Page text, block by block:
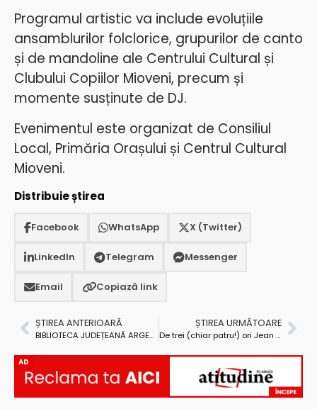
Programul artistic va include evoluțiile
ansamblurilor folclorice, grupurilor de canto
și de mandoline ale Centrului Cultural și
Clubului Copiilor Mioveni, precum și
momente susținute de DJ.
Evenimentul este organizat de Consiliul
Local, Primăria Orașului și Centrul Cultural
Mioveni.
Distribuie știrea
Facebook WhatsApp X (Twitter)
LinkedIn Telegram Messenger
Email Copiază link
ȘTIREA ANTERIOARĂ
BIBLIOTECA JUDEȚEANĂ ARGEȘ ADUCE UN OMAGIU VALORILOR LOCALE PRIN EXPOZIȚIA „PERSONALITĂȚI LITERARE ȘI CULTURALE ARGEȘENE”
ȘTIREA URMĂTOARE
De trei (chiar patru!) ori Jean Dumitrașcu!
AD